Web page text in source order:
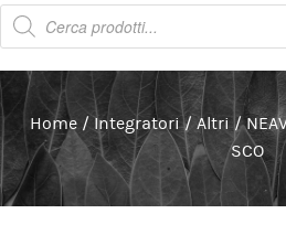
Products
search
Home /Integratori / Altri /
SCO